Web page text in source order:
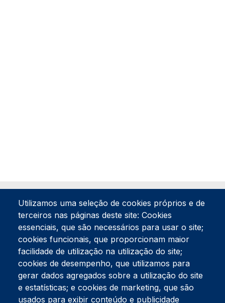
Tel:234 390 100Fax:234 390 100
Endereço Postal
Apartado 42
Rua Gil Eanes 31
Utilizamos uma seleção de cookies próprios e de
terceiros nas páginas deste site: Cookies
essenciais, que são necessários para usar o site;
cookies funcionais, que proporcionam maior
facilidade de utilização na utilização do site;
cookies de desempenho, que utilizamos para
gerar dados agregados sobre a utilização do site
e estatísticas; e cookies de marketing, que são
usados para exibir conteúdo e publicidade